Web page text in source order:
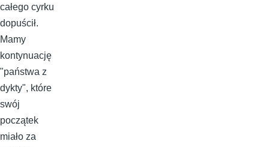
całego cyrku
dopuścił.
Mamy
kontynuację
"państwa z
dykty", które
swój
początek
miało za